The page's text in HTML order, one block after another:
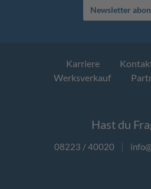
Newsletter
Karriere
Werksverkauf
Hast du
08223 / 40020 |